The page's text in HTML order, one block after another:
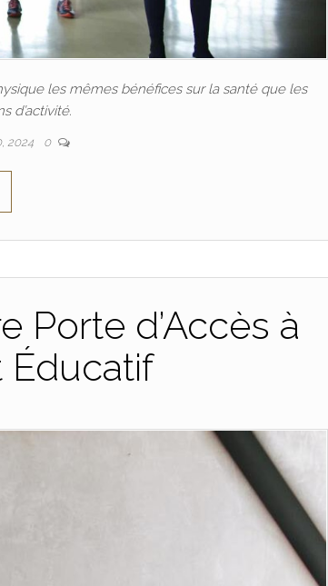
les mêmes bénéfices sur la santé que les
d’activité.
2024 0
Porte d’Accès à
Éducatif